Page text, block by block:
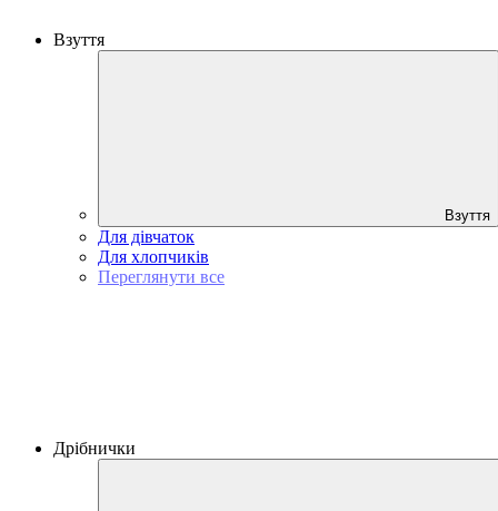
Взуття
Взуття
Для дівчаток
Для хлопчиків
Переглянути все
Дрібнички